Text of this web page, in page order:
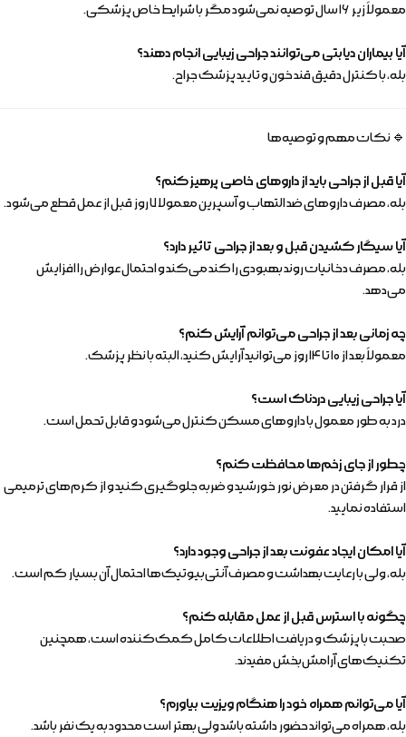
معمولاً زیر ۱۶ سال توصیه نمی‌شود مگر با شرایط خاص پزشکی.
آیا بیماران دیابتی می‌توانند جراحی زیبایی انجام دهند؟
بله، با کنترل دقیق قند خون و تایید پزشک جراح.
🔹 نکات مهم و توصیه‌ها
آیا قبل از جراحی باید از داروهای خاصی پرهیز کنم؟
بله، مصرف داروهای ضد التهاب و آسپرین معمولا ۷ روز قبل از عمل قطع می‌شود.
آیا سیگار کشیدن قبل و بعد از جراحی تاثیر دارد؟
بله، مصرف دخانیات روند بهبودی را کند می‌کند و احتمال عوارض را افزایش
می‌دهد.
چه زمانی بعد از جراحی می‌توانم آرایش کنم؟
معمولاً بعد از ۱۰ تا ۱۴ روز می‌توانید آرایش کنید، البته با نظر پزشک.
آیا جراحی زیبایی دردناک است؟
درد به طور معمول با داروهای مسکن کنترل می‌شود و قابل تحمل است.
چطور از جای زخم‌ها محافظت کنم؟
از قرار گرفتن در معرض نور خورشید و ضربه جلوگیری کنید و از کرم‌های ترمیمی
استفاده نمایید.
آیا امکان ایجاد عفونت بعد از جراحی وجود دارد؟
بله، ولی با رعایت بهداشت و مصرف آنتی‌بیوتیک‌ها احتمال آن بسیار کم است.
چگونه با استرس قبل از عمل مقابله کنم؟
صحبت با پزشک و دریافت اطلاعات کامل کمک‌کننده است، همچنین
تکنیک‌های آرامش‌بخش مفیدند.
آیا می‌توانم همراه خود را هنگام ویزیت بیاورم؟
بله، همراه می‌تواند حضور داشته باشد ولی بهتر است محدود به یک نفر باشد.